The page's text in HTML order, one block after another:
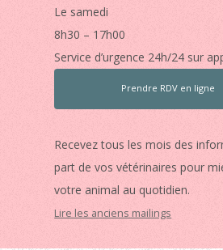
Le samedi
8h30 – 17h00
Service d’urgence 24h/24 sur
Prendre RDV en ligne
Recevez tous les mois des
part de vos vétérinaires pour
votre animal au quotidien.
Lire les anciens mailings